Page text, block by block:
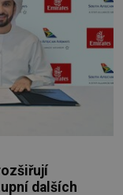
dalších